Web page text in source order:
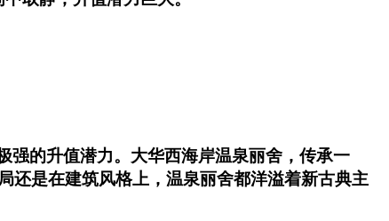
强的升值潜力。大华西海岸温泉丽舍，传承一
还是在建筑风格上，温泉丽舍都洋溢着新古典主